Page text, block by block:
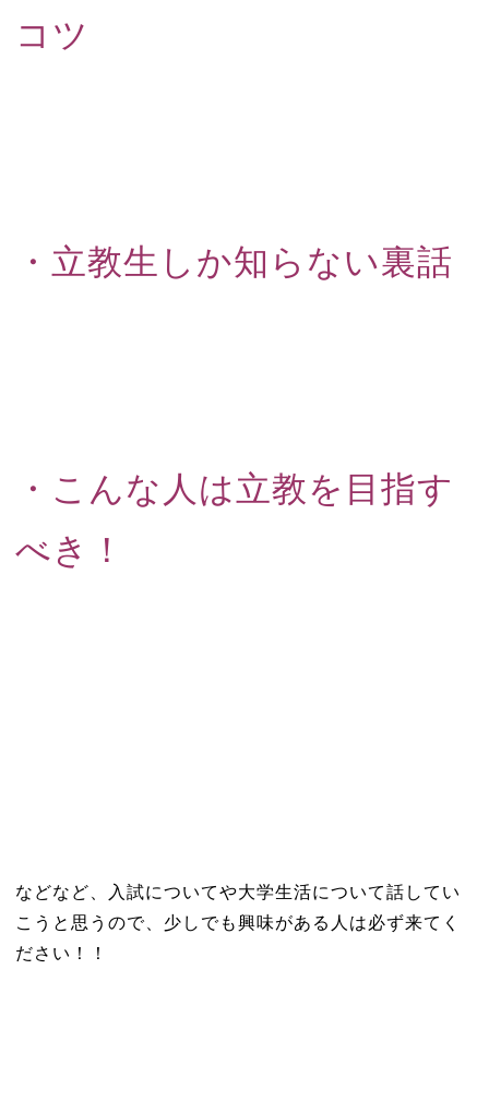
コツ
・立教生しか知らない裏話
・こんな人は立教を目指す
べき！
などなど、入試についてや大学生活について話してい
こうと思うので、少しでも興味がある人は必ず来てく
ださい！！